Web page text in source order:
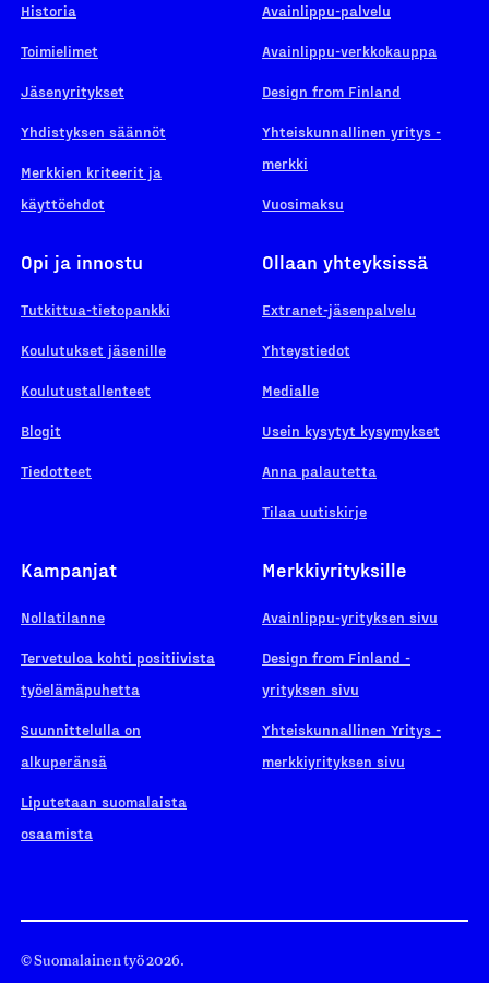
Historia
Toimielimet
Jäsenyritykset
Yhdistyksen säännöt
Merkkien kriteerit ja
käyttöehdot
Avainlippu-palvelu
Avainlippu-verkkokauppa
Design from Finland
Yhteiskunnallinen yritys -
merkki
Vuosimaksu
Opi ja innostu
Tutkittua-tietopankki
Koulutukset jäsenille
Koulutustallenteet
Blogit
Tiedotteet
Ollaan yhteyksissä
Extranet-jäsenpalvelu
Yhteystiedot
Medialle
Usein kysytyt kysymykset
Anna palautetta
Tilaa uutiskirje
Kampanjat
Nollatilanne
Tervetuloa kohti positiivista
työelämäpuhetta
Suunnittelulla on
alkuperänsä
Liputetaan suomalaista
osaamista
Merkkiyrityksille
Avainlippu-yrityksen sivu
Design from Finland -
yrityksen sivu
Yhteiskunnallinen Yritys -
merkkiyrityksen sivu
© Suomalainen työ 2026.